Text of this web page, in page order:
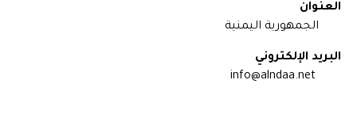
العنوان
الجمهورية اليمنية
البريد الإلكتروني
info@alndaa.net